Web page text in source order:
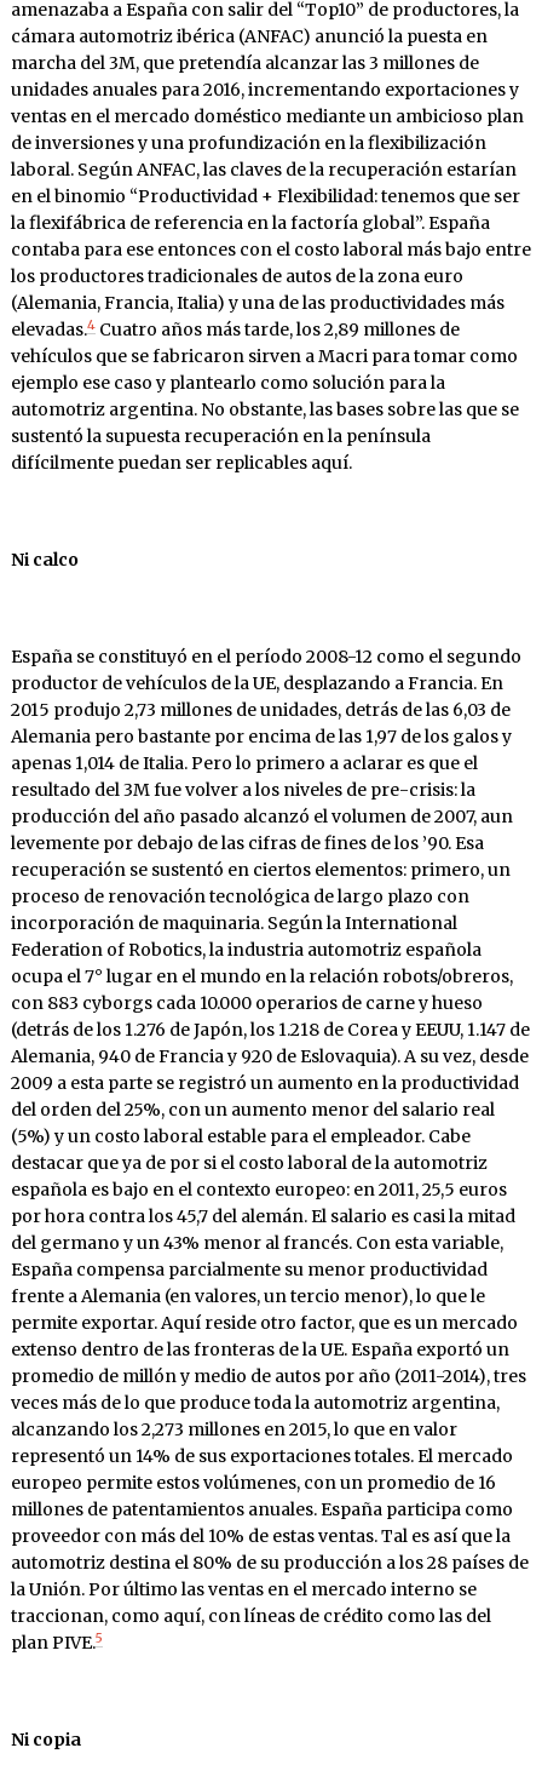
amenazaba a España con salir del “Top10” de productores, la
cámara automotriz ibérica (ANFAC) anunció la puesta en
marcha del 3M, que pretendía alcanzar las 3 millones de
unidades anuales para 2016, incrementando exportaciones y
ventas en el mercado doméstico mediante un ambicioso plan
de inversiones y una profundización en la flexibilización
laboral. Según ANFAC, las claves de la recuperación estarían
en el binomio “Productividad + Flexibilidad: tenemos que ser
la flexifábrica de referencia en la factoría global”. España
contaba para ese entonces con el costo laboral más bajo entre
los productores tradicionales de autos de la zona euro
(Alemania, Francia, Italia) y una de las productividades más
elevadas.4Cuatro años más tarde, los 2,89 millones de
vehículos que se fabricaron sirven a Macri para tomar como
ejemplo ese caso y plantearlo como solución para la
automotriz argentina. No obstante, las bases sobre las que se
sustentó la supuesta recuperación en la península
difícilmente puedan ser replicables aquí.
Ni calco
España se constituyó en el período 2008-12 como el segundo
productor de vehículos de la UE, desplazando a Francia. En
2015 produjo 2,73 millones de unidades, detrás de las 6,03 de
Alemania pero bastante por encima de las 1,97 de los galos y
apenas 1,014 de Italia. Pero lo primero a aclarar es que el
resultado del 3M fue volver a los niveles de pre-crisis: la
producción del año pasado alcanzó el volumen de 2007, aun
levemente por debajo de las cifras de fines de los ’90. Esa
recuperación se sustentó en ciertos elementos: primero, un
proceso de renovación tecnológica de largo plazo con
incorporación de maquinaria. Según la International
Federation of Robotics, la industria automotriz española
ocupa el 7° lugar en el mundo en la relación robots/obreros,
con 883 cyborgs cada 10.000 operarios de carne y hueso
(detrás de los 1.276 de Japón, los 1.218 de Corea y EEUU, 1.147 de
Alemania, 940 de Francia y 920 de Eslovaquia). A su vez, desde
2009 a esta parte se registró un aumento en la productividad
del orden del 25%, con un aumento menor del salario real
(5%) y un costo laboral estable para el empleador. Cabe
destacar que ya de por si el costo laboral de la automotriz
española es bajo en el contexto europeo: en 2011, 25,5 euros
por hora contra los 45,7 del alemán. El salario es casi la mitad
del germano y un 43% menor al francés. Con esta variable,
España compensa parcialmente su menor productividad
frente a Alemania (en valores, un tercio menor), lo que le
permite exportar. Aquí reside otro factor, que es un mercado
extenso dentro de las fronteras de la UE. España exportó un
promedio de millón y medio de autos por año (2011-2014), tres
veces más de lo que produce toda la automotriz argentina,
alcanzando los 2,273 millones en 2015, lo que en valor
representó un 14% de sus exportaciones totales. El mercado
europeo permite estos volúmenes, con un promedio de 16
millones de patentamientos anuales. España participa como
proveedor con más del 10% de estas ventas. Tal es así que la
automotriz destina el 80% de su producción a los 28 países de
la Unión. Por último las ventas en el mercado interno se
traccionan, como aquí, con líneas de crédito como las del
plan PIVE.5
Ni copia